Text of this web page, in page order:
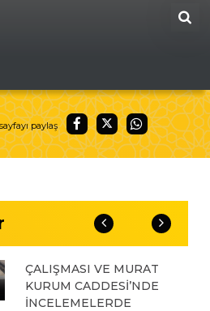
paylaş
OYUNLARI’NIN FİNAL
TURUNDA
ÖĞRENCİLERİN
HEYECANINI PAYLAŞTI
BAŞKAN ALTAY, KEÇİLİ
ÇALIŞMASI VE MURAT
KURUM CADDESİ’NDE
İNCELEMELERDE